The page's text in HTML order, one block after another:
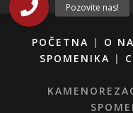
POČETNA | O
SPOMENIKA |